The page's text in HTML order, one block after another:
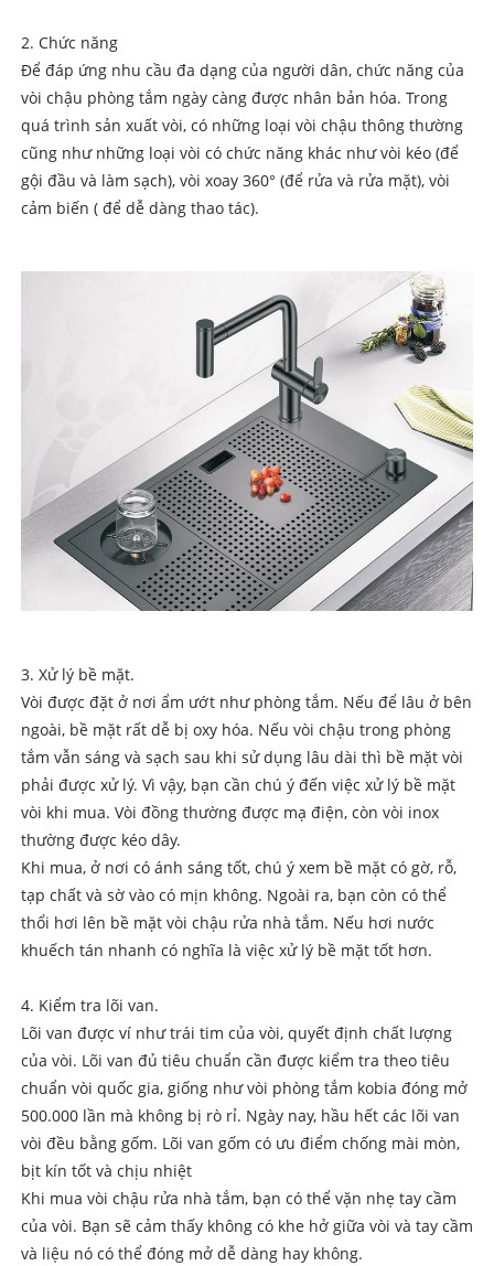
2. Chức năng
Để đáp ứng nhu cầu đa dạng của người dân, chức năng của
vòi chậu phòng tắm ngày càng được nhân bản hóa. Trong
quá trình sản xuất vòi, có những loại vòi chậu thông thường
cũng như những loại vòi có chức năng khác như vòi kéo (để
gội đầu và làm sạch), vòi xoay 360° (để rửa và rửa mặt), vòi
cảm biến ( để dễ dàng thao tác).
3. Xử lý bề mặt.
Vòi được đặt ở nơi ẩm ướt như phòng tắm. Nếu để lâu ở bên
ngoài, bề mặt rất dễ bị oxy hóa. Nếu vòi chậu trong phòng
tắm vẫn sáng và sạch sau khi sử dụng lâu dài thì bề mặt vòi
phải được xử lý. Vì vậy, bạn cần chú ý đến việc xử lý bề mặt
vòi khi mua. Vòi đồng thường được mạ điện, còn vòi inox
thường được kéo dây.
Khi mua, ở nơi có ánh sáng tốt, chú ý xem bề mặt có gờ, rỗ,
tạp chất và sờ vào có mịn không. Ngoài ra, bạn còn có thể
thổi hơi lên bề mặt vòi chậu rửa nhà tắm. Nếu hơi nước
khuếch tán nhanh có nghĩa là việc xử lý bề mặt tốt hơn.
4. Kiểm tra lõi van.
Lõi van được ví như trái tim của vòi, quyết định chất lượng
của vòi. Lõi van đủ tiêu chuẩn cần được kiểm tra theo tiêu
chuẩn vòi quốc gia, giống như vòi phòng tắm kobia đóng mở
500.000 lần mà không bị rò rỉ. Ngày nay, hầu hết các lõi van
vòi đều bằng gốm. Lõi van gốm có ưu điểm chống mài mòn,
bịt kín tốt và chịu nhiệt
Khi mua vòi chậu rửa nhà tắm, bạn có thể vặn nhẹ tay cầm
của vòi. Bạn sẽ cảm thấy không có khe hở giữa vòi và tay cầm
và liệu nó có thể đóng mở dễ dàng hay không.